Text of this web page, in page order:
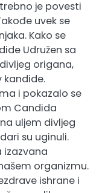
je povesti
uvek se
Kako se
Udružen sa
origana,
kandide.
i pokazalo se
Candida
uljem divljeg
su uginuli.
izazvana
organizmu.
ishrane i